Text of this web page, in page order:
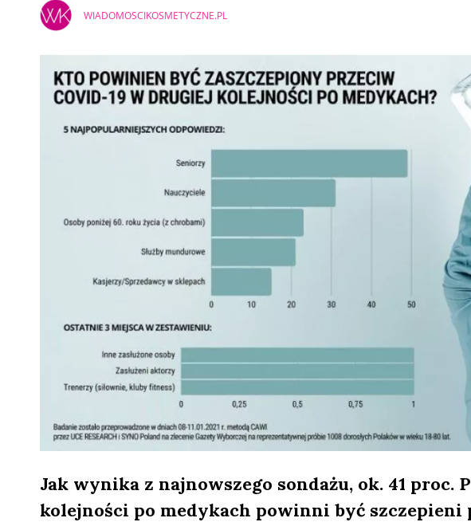
WIADOMOSCIKOSMETYCZNE.PL
Jak wynika z najnowszego sondażu, ok. 41 proc.
kolejności po medykach powinni być szczepieni